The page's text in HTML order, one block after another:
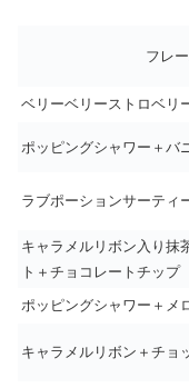
フレ
ベリーベリーストロベリ
ポッピングシャワー＋バ
ラブポーションサーティ
キャラメルリボン入り抹
ト＋チョコレートチップ
ポッピングシャワー＋メ
キャラメルリボン＋チョ